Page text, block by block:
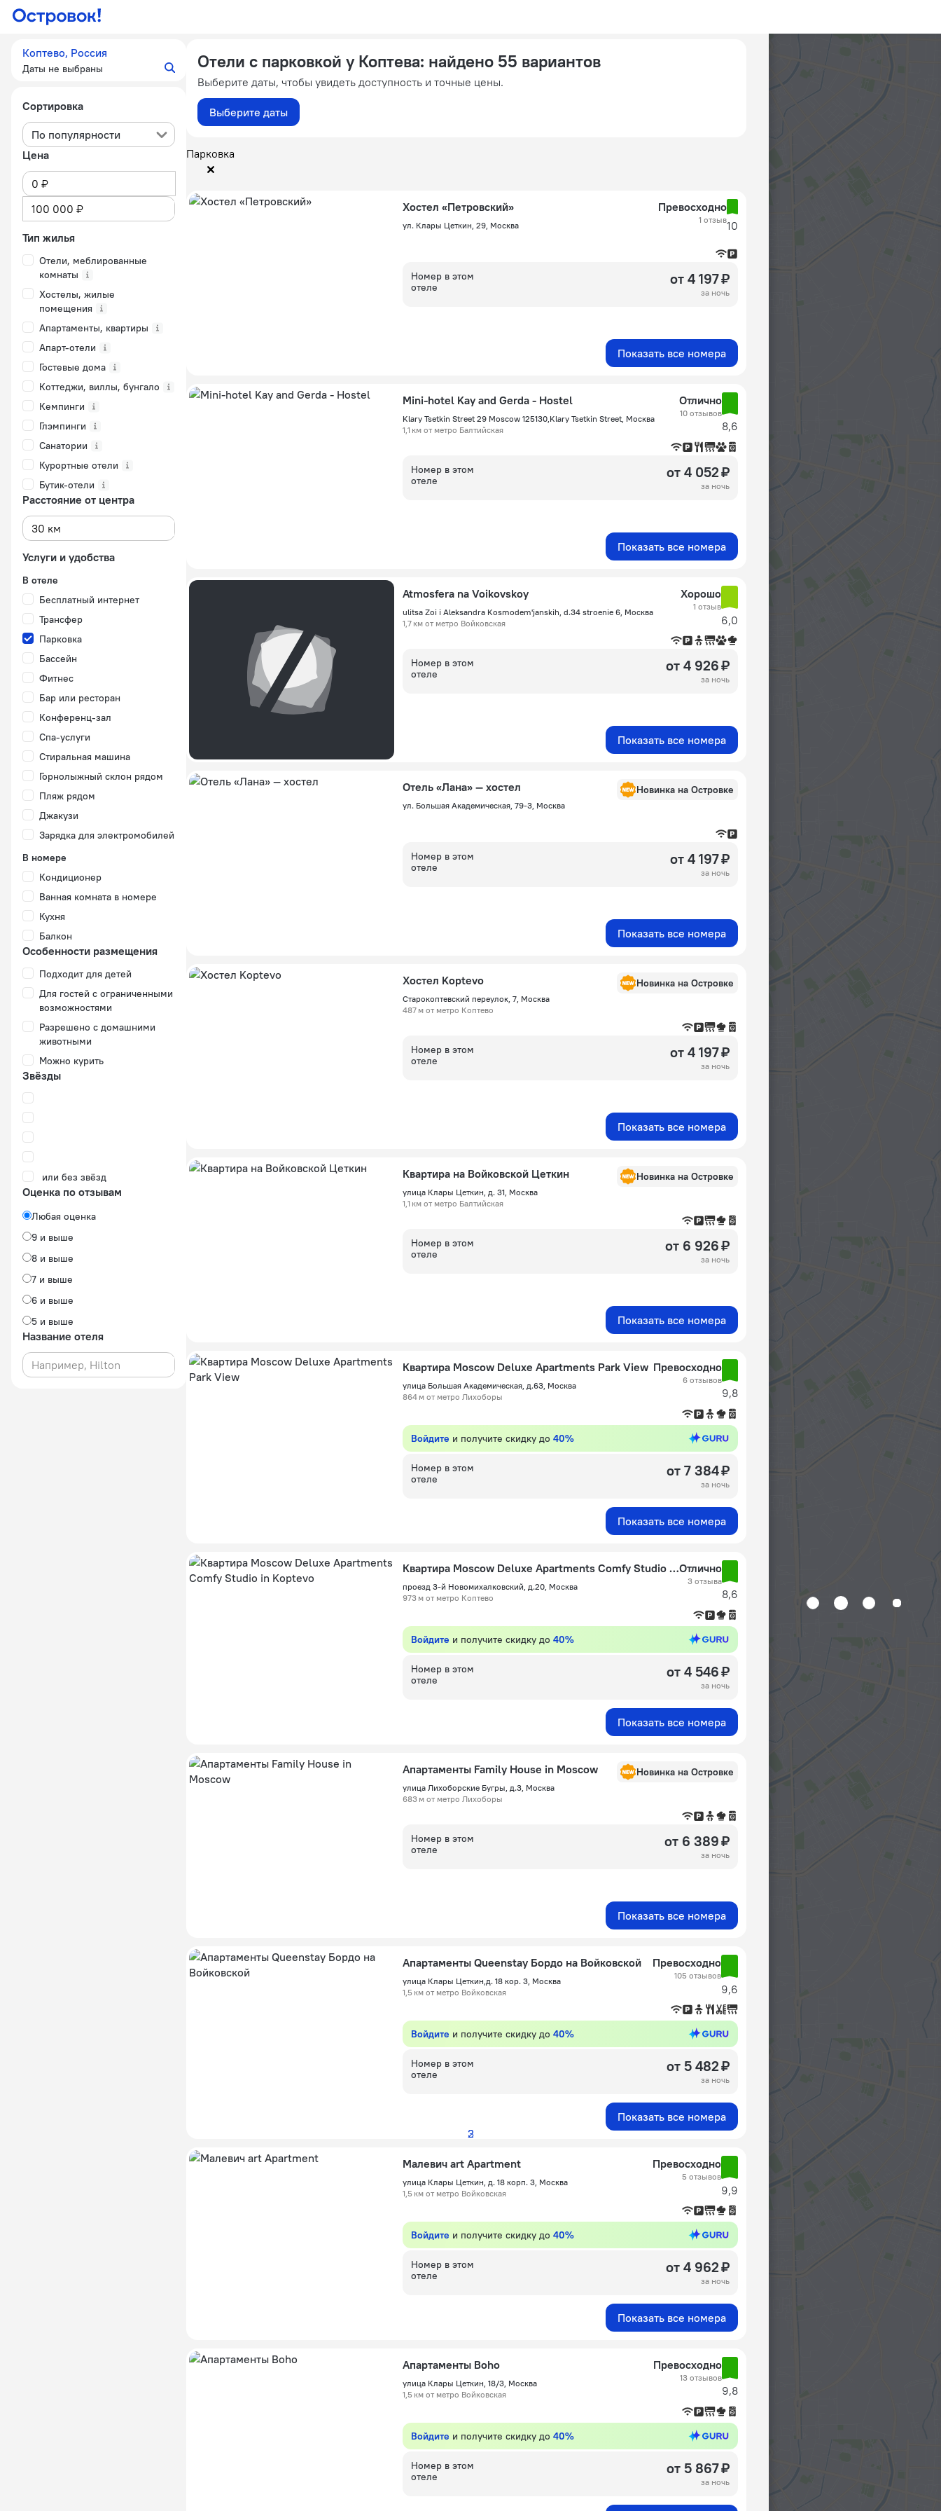
Коптево, Россия
Даты не выбраны
Сортировка
По популярности
Цена
Тип жилья
Отели, меблированные
комнаты
Хостелы, жилые
помещения
Апартаменты, квартиры
Апарт-отели
Гостевые дома
Коттеджи, виллы, бунгало
Кемпинги
Глэмпинги
Санатории
Курортные отели
Бутик-отели
Расстояние от центра
Услуги и удобства
В отеле
Бесплатный интернет
Трансфер
Парковка
Бассейн
Фитнес
Бар или ресторан
Конференц-зал
Спа-услуги
Стиральная машина
Горнолыжный склон рядом
Пляж рядом
Джакузи
Зарядка для электромобилей
В номере
Кондиционер
Ванная комната в номере
Кухня
Балкон
Особенности размещения
Подходит для детей
Для гостей с ограниченными
возможностями
Разрешено с домашними
животными
Можно курить
Звёзды
или без звёзд
Оценка по отзывам
Любая оценка
9 и выше
8 и выше
7 и выше
6 и выше
5 и выше
Название отеля
Отели с парковкой у Коптева: найдено 55 вариантов
Выберите даты, чтобы увидеть доступность и точные цены.
Выберите даты
Парковка
Хостел «Петровский»
ул. Клары Цеткин, 29, Москва
Превосходно
1 отзыв10
Номер в этом
отеле
от 4 197 ₽
за ночь
Показать все номера
Mini-hotel Kay and Gerda - Hostel
Klary Tsetkin Street 29 Moscow 125130,Klary Tsetkin Street, Москва
1,1 км от метро Балтийская
Отлично
10 отзывов
8,6
Номер в этом
отеле
от 4 052 ₽
за ночь
Показать все номера
Atmosfera na Voikovskoy
ulitsa Zoi i Aleksandra Kosmodem'janskih, d.34 stroenie 6, Москва
1,7 км от метро Войковская
Хорошо
1 отзыв
6,0
Номер в этом
отеле
от 4 926 ₽
за ночь
Показать все номера
Отель «Лана» — хостел
ул. Большая Академическая, 79-3, Москва
Новинка на Островке
Номер в этом
отеле
от 4 197 ₽
за ночь
Показать все номера
Хостел Koptevo
Старокоптевский переулок, 7, Москва
487 м от метро Коптево
Новинка на Островке
Номер в этом
отеле
от 4 197 ₽
за ночь
Показать все номера
Квартира на Войковской Цеткин
улица Клары Цеткин, д. 31, Москва
1,1 км от метро Балтийская
Новинка на Островке
Номер в этом
отеле
от 6 926 ₽
за ночь
Показать все номера
Квартира Moscow Deluxe Apartments Park View
улица Большая Академическая, д.63, Москва
864 м от метро Лихоборы
Превосходно
6 отзывов
9,8
Войдите и получите скидку до 40%
Номер в этом
отеле
от 7 384 ₽
за ночь
Показать все номера
Квартира Moscow Deluxe Apartments Comfy Studio in Koptevo
проезд 3-й Новомихалковский, д.20, Москва
973 м от метро Коптево
Отлично
3 отзыва
8,6
Войдите и получите скидку до 40%
Номер в этом
отеле
от 4 546 ₽
за ночь
Показать все номера
Апартаменты Family House in Moscow
улица Лихоборские Бугры, д.3, Москва
683 м от метро Лихоборы
Новинка на Островке
Номер в этом
отеле
от 6 389 ₽
за ночь
Показать все номера
Апартаменты Queenstay Бордо на Войковской
улица Клары Цеткин,д. 18 кор. 3, Москва
1,5 км от метро Войковская
Превосходно
105 отзывов
9,6
Войдите и получите скидку до 40%
Номер в этом
отеле
от 5 482 ₽
за ночь
Показать все номера
Малевич art Apartment
улица Клары Цеткин, д. 18 корп. 3, Москва
1,5 км от метро Войковская
Превосходно
5 отзывов
9,9
Войдите и получите скидку до 40%
Номер в этом
отеле
от 4 962 ₽
за ночь
Показать все номера
Апартаменты Boho
улица Клары Цеткин, 18/3, Москва
1,5 км от метро Войковская
Превосходно
13 отзывов
9,8
Войдите и получите скидку до 40%
Номер в этом
отеле
от 5 867 ₽
за ночь
2
3